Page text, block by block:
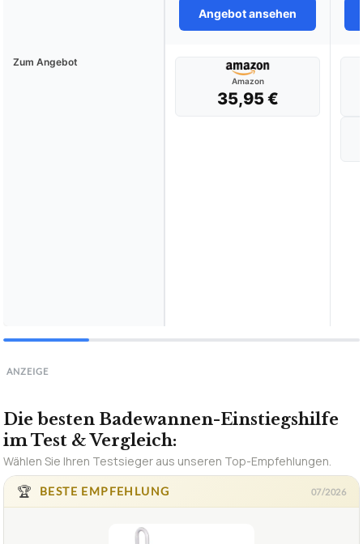
Angebot ansehen
Zum Angebot
Amazon
35,95 €
ANZEIGE
Die besten Badewannen-Einstiegshilfe
im Test & Vergleich: